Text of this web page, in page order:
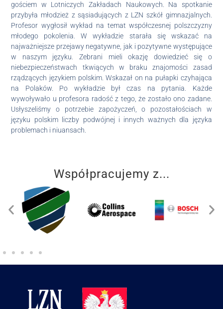
gościem w Lotniczych Zakładach Naukowych. Na spotkanie
przybyła młodzież z sąsiadujących z LZN szkół gimnazjalnych.
Profesor wygłosił wykład na temat współczesnej polszczyzny
młodego pokolenia. W wykładzie starała się wskazać na
najważniejsze przejawynegatywne, jak i pozytywne występujące
w naszym języku. Zebrani mieli okazję dowiedzieć się o
niebezpieczeństwach tkwiących w braku znajomości zasad
rządzących językiem polskim. Wskazał on na pułapki czyhająca
na Polaków. Po wykładzie był czas na pytania. Każde
wywoływało u profesora radość z tego, że zostało ono zadane.
Usłyszeliśmy o potrzebie zapożyczeń, o pozostałościach w
języku polskim liczby podwójnej i innych ważnych dla języka
problemach i niuansach.
Współpracujemy z...